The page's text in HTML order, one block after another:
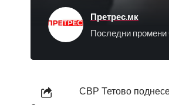
Последни промени
Претрес.мк
СВР Тетово